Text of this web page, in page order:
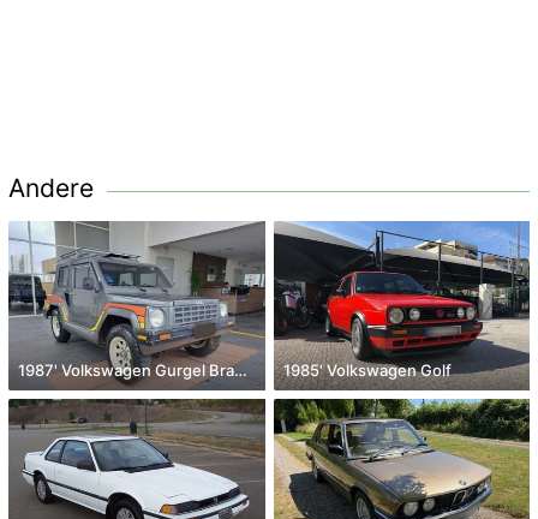
Andere
1987' Volkswagen Gurgel Brazilian aircooled eng 1985' Volkswagen Golf